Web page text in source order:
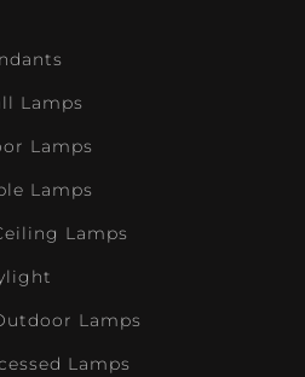
Lamps
Lamps
Lamps
Lamps
Lamps
Lamps